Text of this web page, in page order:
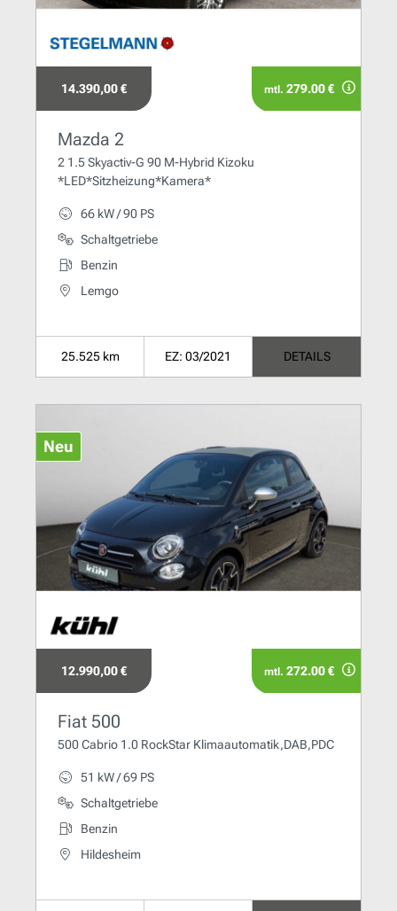
14.390,00 € mtl. 279.00 €
Mazda 2
2 1.5 Skyactiv-G 90 M-Hybrid Kizoku
*LED*Sitzheizung*Kamera*
66 kW / 90 PS
Schaltgetriebe
Benzin
Lemgo
25.525 km EZ: 03/2021 DETAILS
Neu
12.990,00 € mtl. 272.00 €
Fiat 500
500 Cabrio 1.0 RockStar Klimaautomatik,DAB,PDC
51 kW / 69 PS
Schaltgetriebe
Benzin
Hildesheim